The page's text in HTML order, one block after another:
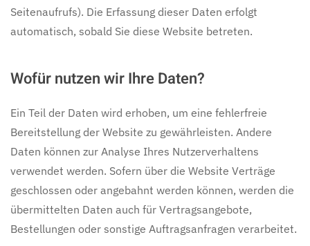
Seitenaufrufs). Die Erfassung dieser Daten erfolgt
automatisch, sobald Sie diese Website betreten.
Wofür nutzen wir Ihre Daten?
Ein Teil der Daten wird erhoben, um eine fehlerfreie
Bereitstellung der Website zu gewährleisten. Andere
Daten können zur Analyse Ihres Nutzerverhaltens
verwendet werden. Sofern über die Website Verträge
geschlossen oder angebahnt werden können, werden die
übermittelten Daten auch für Vertragsangebote,
Bestellungen oder sonstige Auftragsanfragen verarbeitet.